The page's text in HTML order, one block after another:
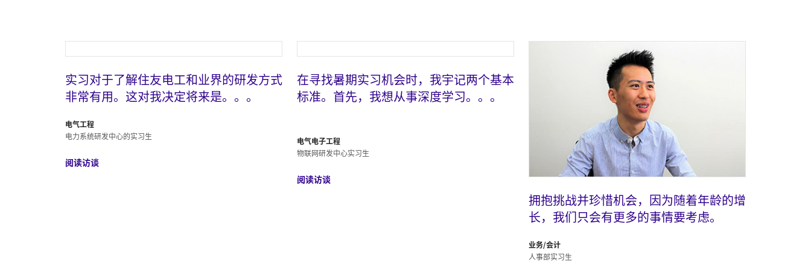
在寻找暑期实习机会时，我宇记两个基本
标准。首先，我想从事深度学习。。。
电气电子工程
物联网研发中心实习生
阅读访谈
拥抱挑战并珍惜机会，因为随着年龄的增
长，我们只会有更多的事情要考虑。
业务/会计
人事部实习生